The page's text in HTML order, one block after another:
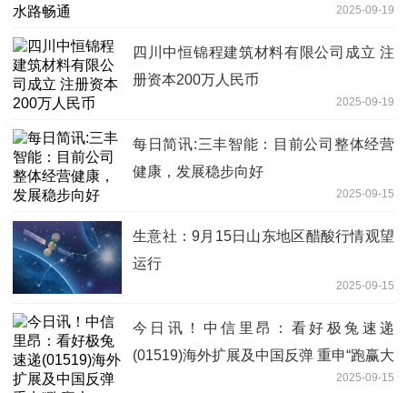
2025-09-19
四川中恒锦程建筑材料有限公司成立 注
册资本200万人民币
2025-09-19
每日简讯:三丰智能：目前公司整体经营
健康，发展稳步向好
2025-09-15
生意社：9月15日山东地区醋酸行情观望
运行
2025-09-15
今日讯！中信里昂：看好极兔速递
(01519)海外扩展及中国反弹 重申“跑赢大
2025-09-15